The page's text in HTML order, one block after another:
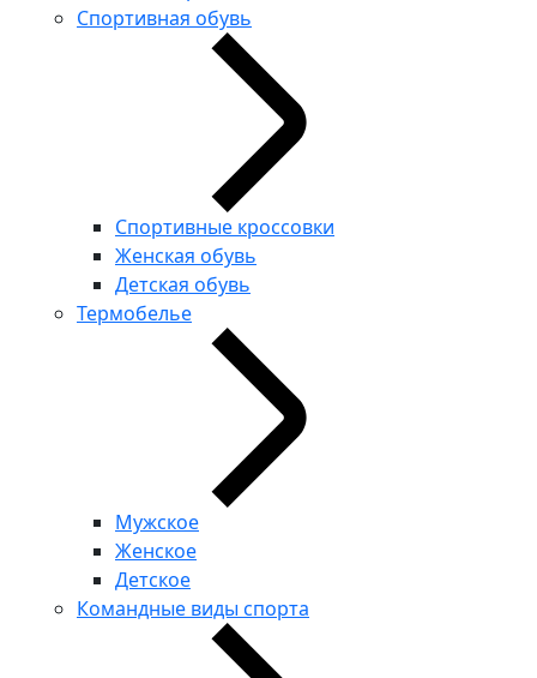
Спортивная обувь
Спортивные кроссовки
Женская обувь
Детская обувь
Термобелье
Мужское
Женское
Детское
Командные виды спорта